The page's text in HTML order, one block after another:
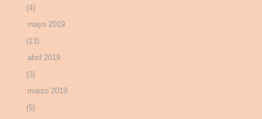
(4)
mayo 2019
(13)
abril 2019
(3)
marzo 2019
(5)